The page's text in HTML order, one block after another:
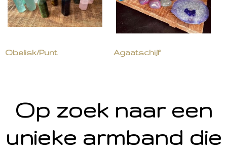
Obelisk/Punt Agaatschijf
Op zoek naar een
unieke armband die